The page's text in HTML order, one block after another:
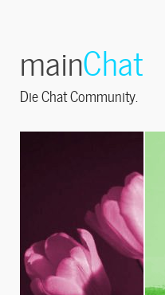
mainChat
Die Chat Community.